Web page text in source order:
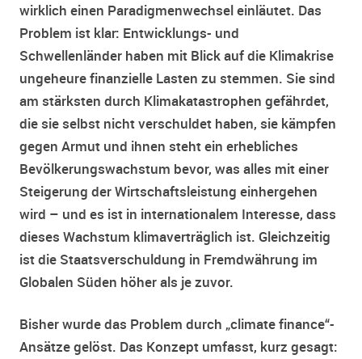
wirklich einen Paradigmenwechsel einläutet. Das
Problem ist klar: Entwicklungs- und
Schwellenländer haben mit Blick auf die Klimakrise
ungeheure finanzielle Lasten zu stemmen. Sie sind
am stärksten durch Klimakatastrophen gefährdet,
die sie selbst nicht verschuldet haben, sie kämpfen
gegen Armut und ihnen steht ein erhebliches
Bevölkerungswachstum bevor, was alles mit einer
Steigerung der Wirtschaftsleistung einhergehen
wird – und es ist in internationalem Interesse, dass
dieses Wachstum klimaverträglich ist. Gleichzeitig
ist die Staatsverschuldung in Fremdwährung im
Globalen Süden höher als je zuvor.
Bisher wurde das Problem durch „climate finance“-
Ansätze gelöst. Das Konzept umfasst, kurz gesagt: